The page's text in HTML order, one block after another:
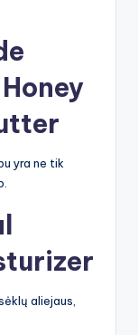
yra ne tik
aliejaus,